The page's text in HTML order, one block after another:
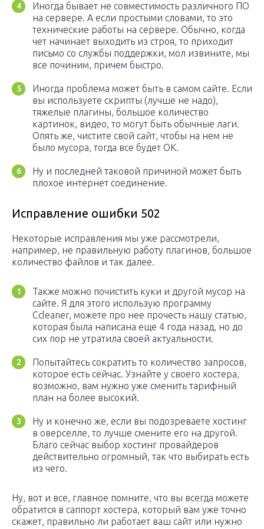
Иногда бывает не совместимость различного ПО
на сервере. А если простыми словами, то это
технические работы на сервере. Обычно, когда
чет начинает выходить из строя, то приходит
письмо со службы поддержки, мол извините, мы
все починим, причем быстро.
Иногда проблема может быть в самом сайте. Если
вы используете скрипты (лучше не надо),
тяжелые плагины, большое количество
картинок, видео, то могут быть обычные лаги.
Опять же, чистите свой сайт, чтобы на нем не
было мусора, тогда все будет ОК.
Ну и последней таковой причиной может быть
плохое интернет соединение.
Исправление ошибки 502
Некоторые исправления мы уже рассмотрели,
например, не правильную работу плагинов, большое
количество файлов и так далее.
Также можно почистить куки и другой мусор на
сайте. Я для этого использую программу
Ccleaner, можете про нее прочесть нашу статью,
которая была написана еще 4 года назад, но до
сих пор не утратила своей актуальности.
Попытайтесь сократить то количество запросов,
которое есть сейчас. Узнайте у своего хостера,
возможно, вам нужно уже сменить тарифный
план на более высокий.
Ну и конечно же, если вы подозреваете хостинг
в оверселле, то лучше смените его на другой.
Благо сейчас выбор хостинг провайдеров
действительно огромный, так что выбирать есть
из чего.
Ну, вот и все, главное помните, что вы всегда можете
обратится в саппорт хостера, который вам уже точно
скажет, правильно ли работает ваш сайт или нужно